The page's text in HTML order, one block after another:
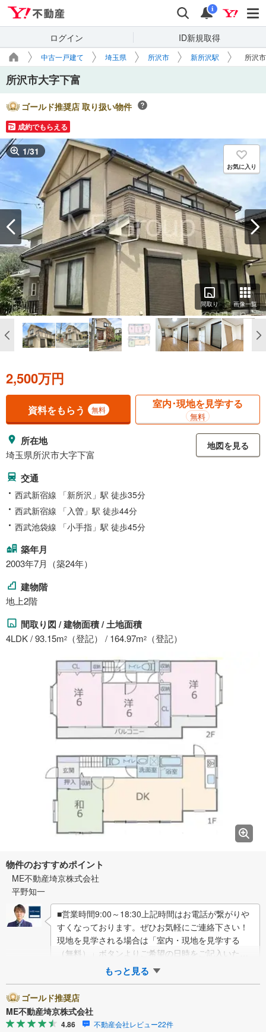
検索 通知
i
ログイン ID新規取得
中古一戸建て 埼玉県 所沢市 新所沢駅 所沢
所沢市大字下富
ゴールド推奨店 取り扱い物件
成約でもらえる
1/31
お気に入り
間取り 画像一覧
2,500万円
資料をもらう 無料 室内･現地を見学する
無料
所在地
埼玉県所沢市大字下富
地図を見る
交通
西武新宿線 「新所沢」駅 徒歩35分
西武新宿線 「入曽」駅 徒歩44分
西武池袋線 「小手指」駅 徒歩45分
築年月
2003年7月（築24年）
建物階
地上2階
間取り図 / 建物面積 / 土地面積
4LDK / 93.15m2 （登記） / 164.97m2 （登記）
物件のおすすめポイント
ME不動産埼京株式会社
平野知一
■営業時間9:00～18:30上記時間はお電話が繋がりや
すくなっております。ぜひお気軽にご連絡下さい！
現地を見学される場合は「室内・現地を見学する
（無料）」ボタンよりご希望の日時をご記入いただ
けますとスムーズにご案内が可能です。■…
もっと見る
ゴールド推奨店
ME不動産埼京株式会社
4.86 不動産会社レビュー22件